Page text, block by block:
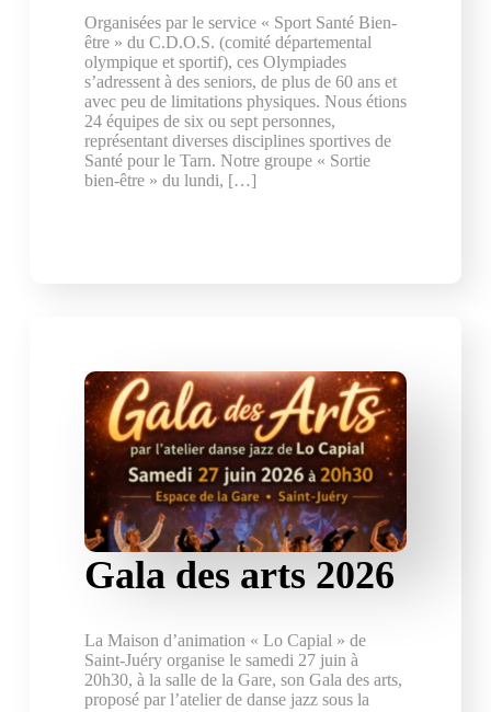
Organisées par le service « Sport Santé Bien-
être » du C.D.O.S. (comité départemental
olympique et sportif), ces Olympiades
s’adressent à des seniors, de plus de 60 ans et
avec peu de limitations physiques. Nous étions
24 équipes de six ou sept personnes,
représentant diverses disciplines sportives de
Santé pour le Tarn. Notre groupe « Sortie
bien-être » du lundi, […]
Gala des arts 2026
La Maison d’animation « Lo Capial » de
Saint-Juéry organise le samedi 27 juin à
20h30, à la salle de la Gare, son Gala des arts,
proposé par l’atelier de danse jazz sous la